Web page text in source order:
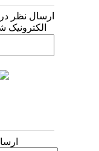
ارسال نظر
الکترونیک